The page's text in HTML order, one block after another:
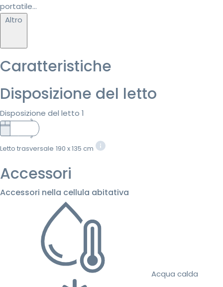
portatile...
Altro
Caratteristiche
Disposizione del letto
Disposizione del letto 1
Letto trasversale 190 x 135 cm
Accessori
Accessori nella cellula abitativa
Acqua calda